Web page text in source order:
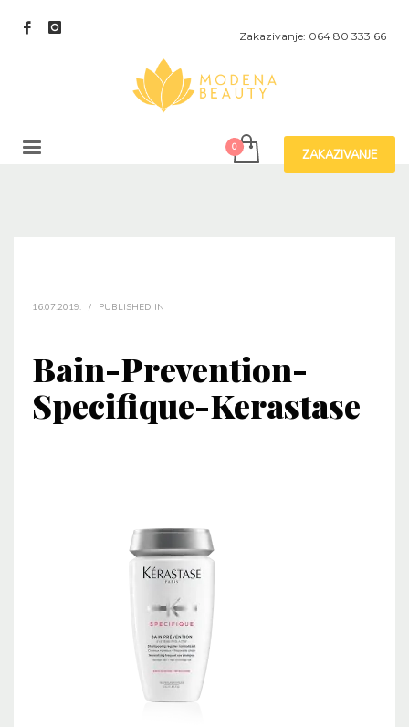
Zakazivanje: 064 80 333 66
ZAKAZIVANJE
16.07.2019. / PUBLISHED IN
Bain-Prevention-
Specifique-Kerastase